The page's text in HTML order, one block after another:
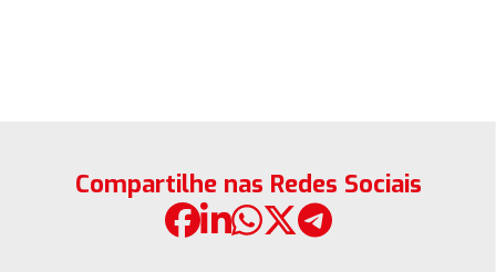
Compartilhe nas Redes Sociais